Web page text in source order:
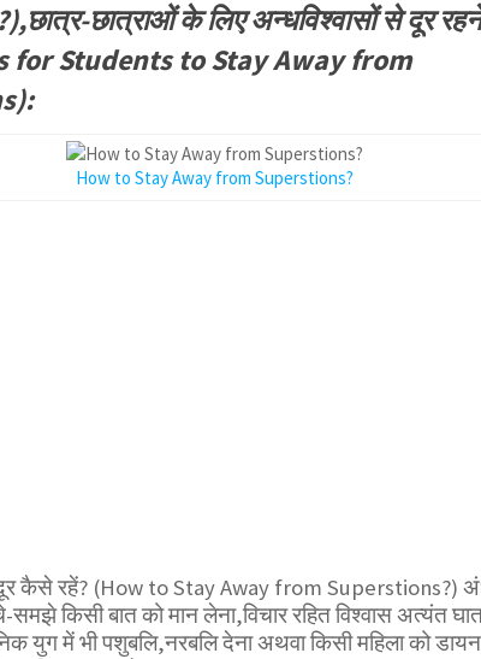
छात्राओं के लिए अन्धविश्वासों से दूर
for Students to Stay Away from
How to Stay Away from Superstions?
कैसे रहें? (How to Stay Away from Superstions?)
समझे किसी बात को मान लेना,विचार रहित विश्वास अत्यंत
युग में भी पशुबलि,नरबलि देना अथवा किसी महिला को डायन